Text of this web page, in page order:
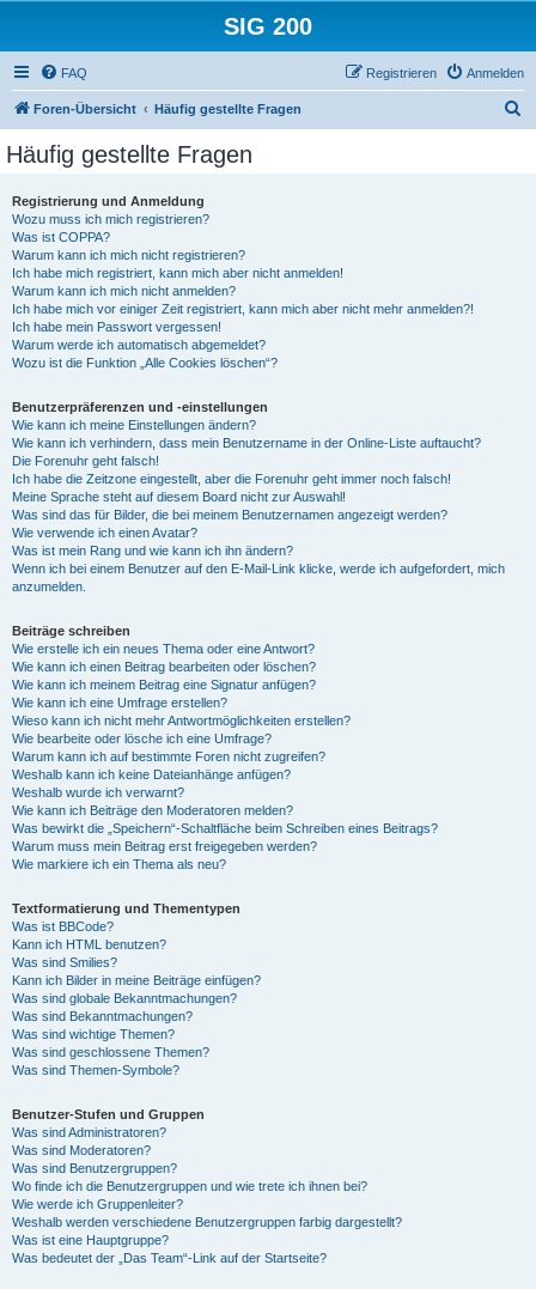
SIG 200
FAQ Anmelden
Registrieren
Foren-Übersicht Häufig gestellte Fragen
Häufig gestellte Fragen
Registrierung und Anmeldung
Wozu muss ich mich registrieren?
Was ist COPPA?
Warum kann ich mich nicht registrieren?
Ich habe mich registriert, kann mich aber nicht anmelden!
Warum kann ich mich nicht anmelden?
Ich habe mich vor einiger Zeit registriert, kann mich aber nicht mehr anmelden?!
Ich habe mein Passwort vergessen!
Warum werde ich automatisch abgemeldet?
Wozu ist die Funktion „Alle Cookies löschen“?
Benutzerpräferenzen und -einstellungen
Wie kann ich meine Einstellungen ändern?
Wie kann ich verhindern, dass mein Benutzername in der Online-Liste auftaucht?
Die Forenuhr geht falsch!
Ich habe die Zeitzone eingestellt, aber die Forenuhr geht immer noch falsch!
Meine Sprache steht auf diesem Board nicht zur Auswahl!
Was sind das für Bilder, die bei meinem Benutzernamen angezeigt werden?
Wie verwende ich einen Avatar?
Was ist mein Rang und wie kann ich ihn ändern?
Wenn ich bei einem Benutzer auf den E-Mail-Link klicke, werde ich aufgefordert, mich
anzumelden.
Beiträge schreiben
Wie erstelle ich ein neues Thema oder eine Antwort?
Wie kann ich einen Beitrag bearbeiten oder löschen?
Wie kann ich meinem Beitrag eine Signatur anfügen?
Wie kann ich eine Umfrage erstellen?
Wieso kann ich nicht mehr Antwortmöglichkeiten erstellen?
Wie bearbeite oder lösche ich eine Umfrage?
Warum kann ich auf bestimmte Foren nicht zugreifen?
Weshalb kann ich keine Dateianhänge anfügen?
Weshalb wurde ich verwarnt?
Wie kann ich Beiträge den Moderatoren melden?
Was bewirkt die „Speichern“-Schaltfläche beim Schreiben eines Beitrags?
Warum muss mein Beitrag erst freigegeben werden?
Wie markiere ich ein Thema als neu?
Textformatierung und Thementypen
Was ist BBCode?
Kann ich HTML benutzen?
Was sind Smilies?
Kann ich Bilder in meine Beiträge einfügen?
Was sind globale Bekanntmachungen?
Was sind Bekanntmachungen?
Was sind wichtige Themen?
Was sind geschlossene Themen?
Was sind Themen-Symbole?
Benutzer-Stufen und Gruppen
Was sind Administratoren?
Was sind Moderatoren?
Was sind Benutzergruppen?
Wo finde ich die Benutzergruppen und wie trete ich ihnen bei?
Wie werde ich Gruppenleiter?
Weshalb werden verschiedene Benutzergruppen farbig dargestellt?
Was ist eine Hauptgruppe?
Was bedeutet der „Das Team“-Link auf der Startseite?